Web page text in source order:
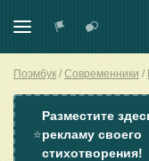
Поэмбук Современники
⭐
Разместите
рекламу своего
стихотворения!